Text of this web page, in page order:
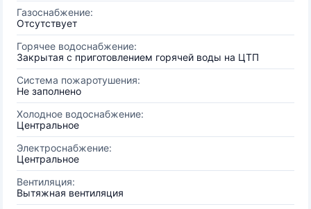
Газоснабжение:
Отсутствует
Горячее водоснабжение:
Закрытая с приготовлением горячей воды на ЦТП
Система пожаротушения:
Не заполнено
Холодное водоснабжение:
Центральное
Электроснабжение:
Центральное
Вентиляция:
Вытяжная вентиляция